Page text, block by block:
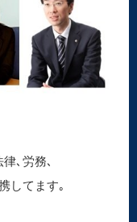
､労務､
してます｡